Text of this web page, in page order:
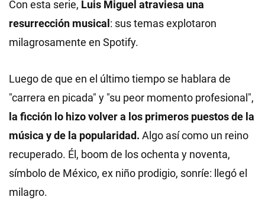
Con esta serie, Luis Miguel atraviesa una
resurrección musical : sus temas explotaron
milagrosamente en Spotify.
Luego de que en el último tiempo se hablara de
"carrera en picada" y "su peor momento profesional",
la ficción lo hizo volver a los primeros puestos de la
música y de la popularidad. Algo así como un reino
recuperado. Él, boom de los ochenta y noventa,
símbolo de México, ex niño prodigio, sonríe: llegó el
milagro.